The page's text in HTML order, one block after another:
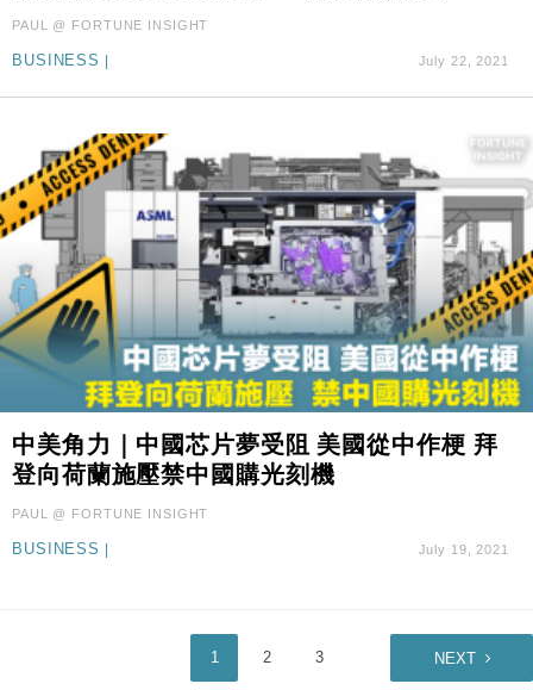
PAUL @ FORTUNE INSIGHT
BUSINESS | July 22, 2021
中美角力｜中國芯片夢受阻 美國從中作梗 拜
登向荷蘭施壓禁中國購光刻機
PAUL @ FORTUNE INSIGHT
BUSINESS July 19, 2021
1 2 3 NEXT